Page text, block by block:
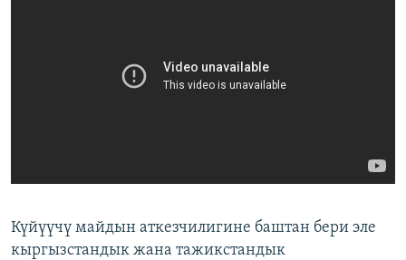
Күйүүчү майдын аткезчилигине баштан бери эле
кыргызстандык жана тажикстандык